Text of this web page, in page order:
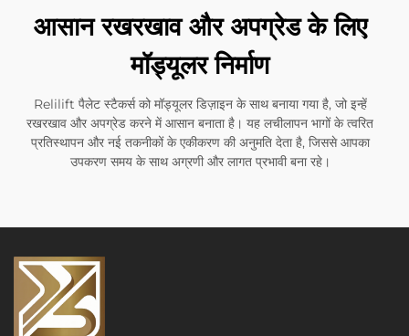
आसान रखरखाव और अपग्रेड के लिए
मॉड्यूलर निर्माण
Relilift पैलेट स्टैकर्स को मॉड्यूलर डिज़ाइन के साथ बनाया गया है, जो इन्हें
रखरखाव और अपग्रेड करने में आसान बनाता है। यह लचीलापन भागों के त्वरित
प्रतिस्थापन और नई तकनीकों के एकीकरण की अनुमति देता है, जिससे आपका
उपकरण समय के साथ अग्रणी और लागत प्रभावी बना रहे।